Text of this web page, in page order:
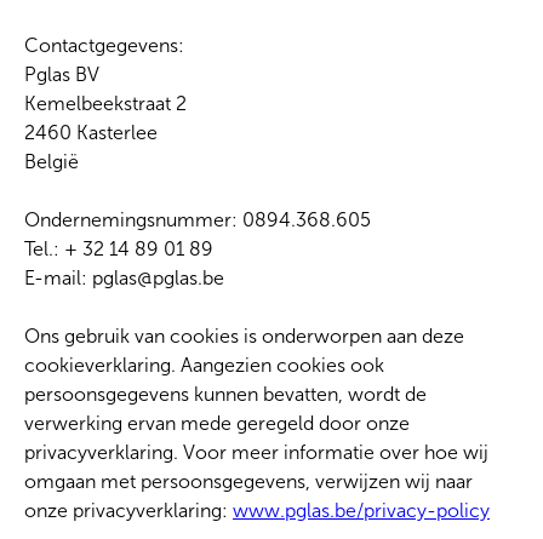
Contactgegevens:
Pglas BV
Kemelbeekstraat 2
2460 Kasterlee
België
Ondernemingsnummer: 0894.368.605
Tel.: + 32 14 89 01 89
E-mail: pglas@pglas.be
Ons gebruik van cookies is onderworpen aan deze
cookieverklaring. Aangezien cookies ook
persoonsgegevens kunnen bevatten, wordt de
verwerking ervan mede geregeld door onze
privacyverklaring. Voor meer informatie over hoe wij
omgaan met persoonsgegevens, verwijzen wij naar
onze privacyverklaring: www.pglas.be/privacy-policy